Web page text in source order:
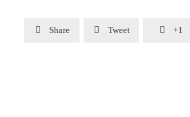
 Share  Tweet  +1